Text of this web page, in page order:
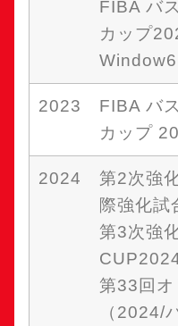
FIBA バ
カップ
2023
FIBA バ
カップ
2024
第2次強
際強化試
第3次強
第33回オ
（2024/